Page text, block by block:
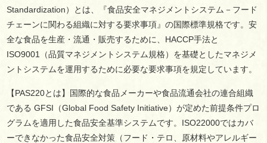
Standardization）とは、『食品安全マネジメントシステム－フード
チェーンに関わる組織に対する要求事項』の国際標準規格です。安
全な食品を生産・流通・販売するために、HACCP手法と
ISO9001（品質マネジメントシステム規格）を基礎としたマネジメ
ントシステムを運用するために必要な要求事項を規定しています。
【PAS220とは】国際的な食品メーカーや食品流通会社の連合組織
である GFSI（Global Food Safety Initiative）が定めた前提条件プロ
グラムを適用した食品安全基準システムです。ISO22000ではカバ
ーできなかった食品安全対策（フード・テロ、原材料やアレルギー